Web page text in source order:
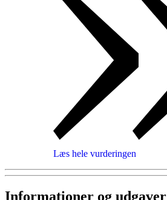
Læs hele vurderingen
Informationer og udgaver